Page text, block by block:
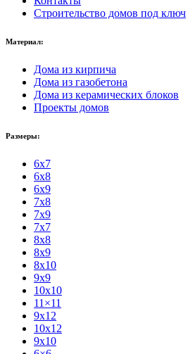
Строительство домов под ключ
Материал:
Дома из кирпича
Дома из газобетона
Дома из керамических блоков
Проекты домов
Размеры:
6x7
6x8
6x9
7x8
7x9
7x7
8x8
8x9
8x10
9x9
10x10
11×11
9x12
10x12
9x10